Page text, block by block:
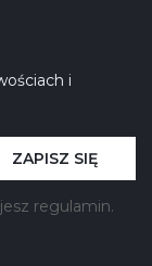
i
regulamin.
ZAPISZ SIĘ